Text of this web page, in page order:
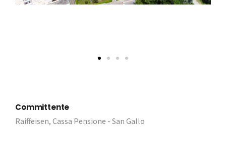
Committente
Raiffeisen, Cassa Pensione - San Gallo